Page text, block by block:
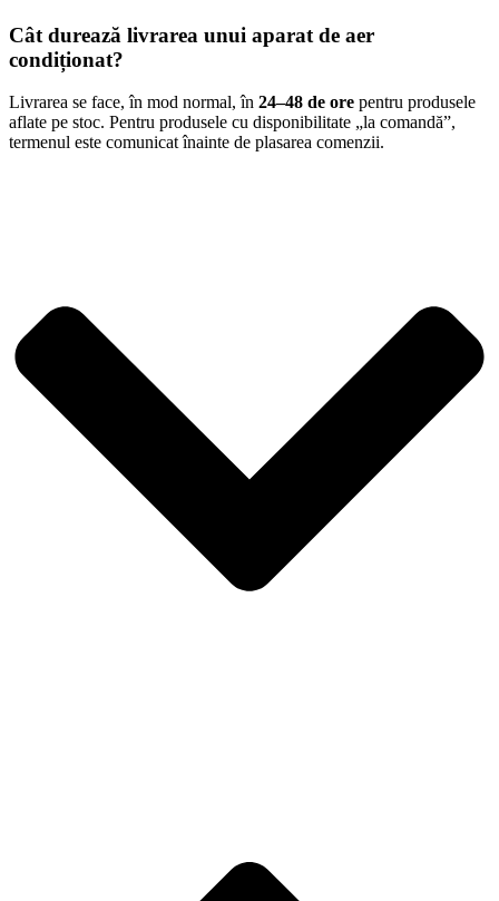
Cât durează livrarea unui aparat de aer
condiționat?
Livrarea se face, în mod normal, în 24–48 de ore pentru produsele
aflate pe stoc. Pentru produsele cu disponibilitate „la comandă”,
termenul este comunicat înainte de plasarea comenzii.